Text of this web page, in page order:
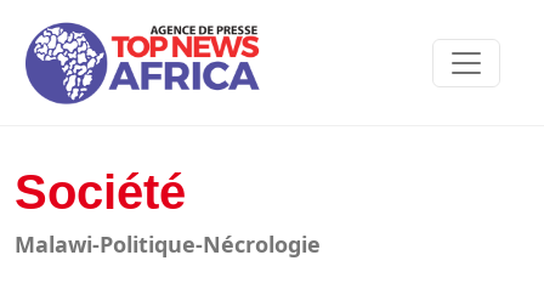
Société
Malawi-Politique-Nécrologie